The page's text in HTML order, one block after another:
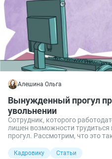
Алешина Ольга
Вынужденный прогул
увольнении
Сотрудник, которого
лишен возможности
прогул. Рассмотрим, что это
Кадровику
Статьи